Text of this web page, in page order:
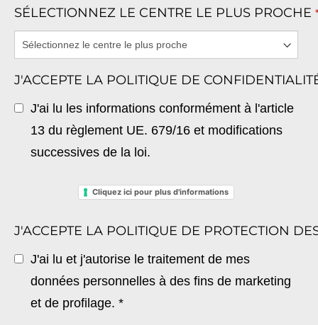
SÉLECTIONNEZ LE CENTRE LE PLUS PROCHE
J'ACCEPTE LA POLITIQUE DE
J'ai lu les informations conformément à l'article
13 du règlement UE. 679/16 et modifications
successives de la loi.
Cliquez ici pour plus d'informations
J'ACCEPTE LA POLITIQUE DE PROTECTION
J'ai lu et j'autorise le traitement de mes
données personnelles à des fins de marketing
et de profilage. *